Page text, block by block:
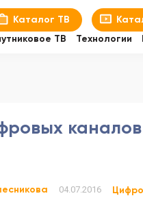
Каталог ТВ
ТВ
Технологии
04.07.2016